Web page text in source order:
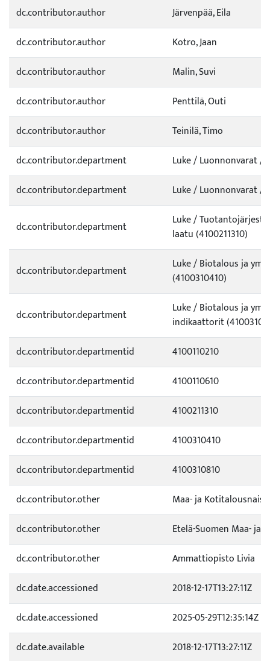
dc.contributor.author
Järvenpää, Eila
dc.contributor.author
Kotro, Jaan
dc.contributor.author
Malin, Suvi
dc.contributor.author
Penttilä, Outi
dc.contributor.author
Teinilä, Timo
dc.contributor.department
Luke / Luonnonvarat /
dc.contributor.department
Luke / Luonnonvarat /
dc.contributor.department
Luke /
laatu (4100211310)
dc.contributor.department
Luke / Biotalous ja
(4100310410)
dc.contributor.department
Luke / Biotalous ja
indikaattorit
dc.contributor.departmentid
4100110210
dc.contributor.departmentid
4100110610
dc.contributor.departmentid
4100211310
dc.contributor.departmentid
4100310410
dc.contributor.departmentid
4100310810
dc.contributor.other
Maa- ja
dc.contributor.other
Etelä-Suomen Maa- ja
dc.contributor.other
Ammattiopisto Livia
dc.date.accessioned
2018-12-17T13:27:11Z
dc.date.accessioned
2025-05-29T12:35:14Z
dc.date.available
2018-12-17T13:27:11Z